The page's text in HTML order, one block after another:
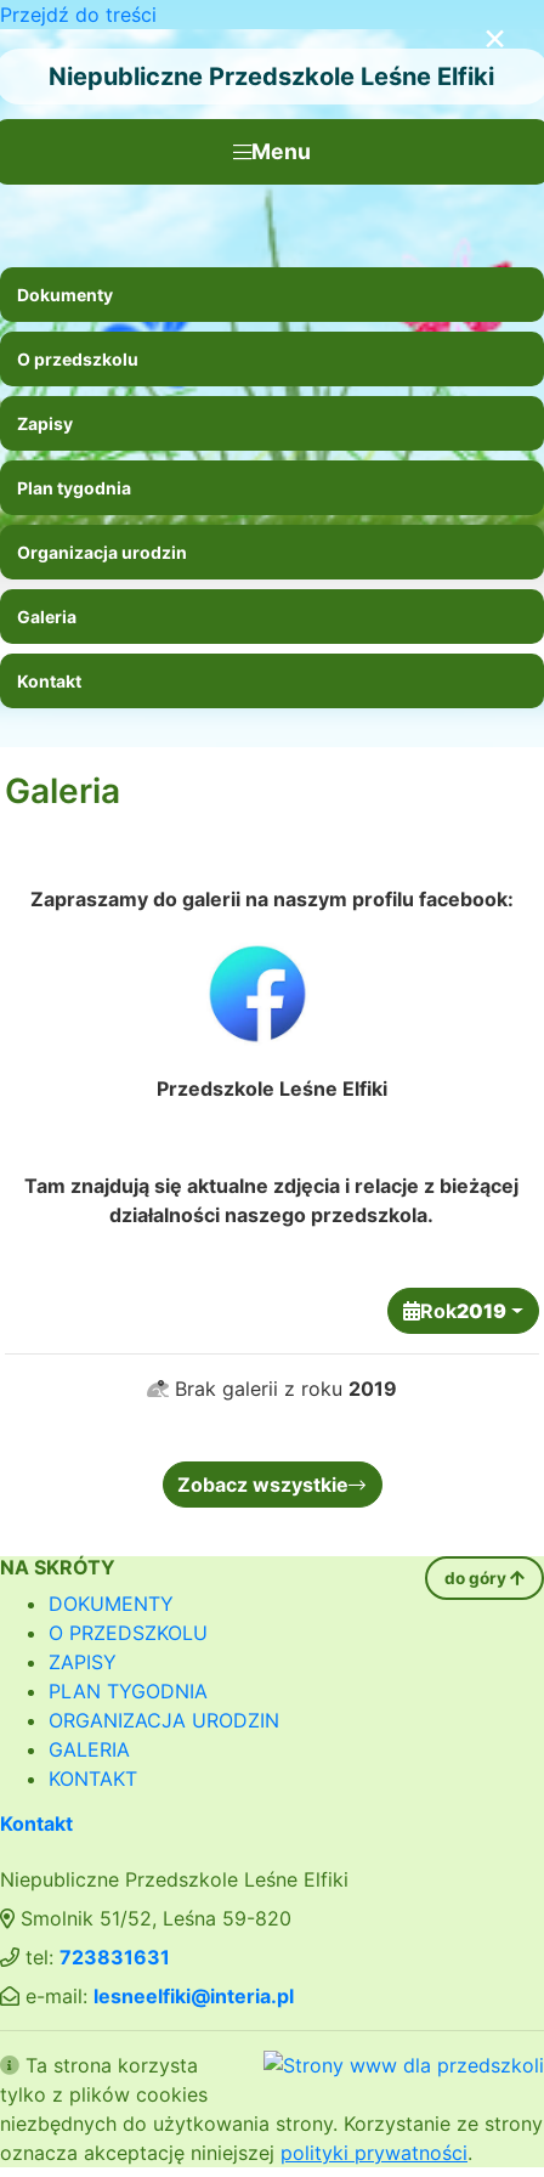
Przejdź do treści
Niepubliczne Przedszkole Leśne Elfiki
Menu
×
Dokumenty
O przedszkolu
Zapisy
Plan tygodnia
Organizacja urodzin
Galeria
Kontakt
Galeria
Zapraszamy do galerii na naszym profilu facebook:
Przedszkole Leśne Elfiki
Tam znajdują się aktualne zdjęcia i relacje z bieżącej
działalności naszego przedszkola.
Rok2019
Brak galerii z roku 2019
Zobacz wszystkie
NA SKRÓTY do góry
DOKUMENTY
O PRZEDSZKOLU
ZAPISY
PLAN TYGODNIA
ORGANIZACJA URODZIN
GALERIA
KONTAKT
Kontakt
Niepubliczne Przedszkole Leśne Elfiki
Smolnik 51/52, Leśna 59-820
tel: 723831631
e-mail: lesneelfiki@interia.pl
Ta strona korzysta
tylko z plików cookies
niezbędnych do użytkowania strony. Korzystanie ze strony
oznacza akceptację niniejszej polityki prywatności.